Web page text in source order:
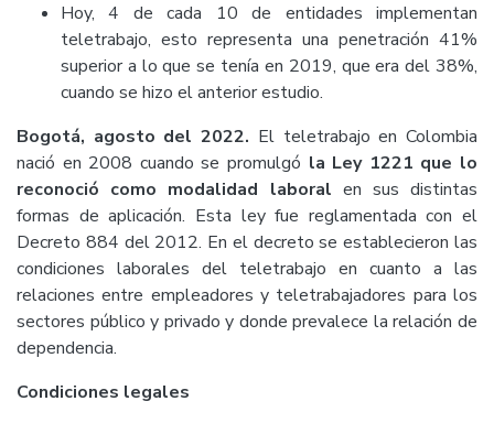
Hoy, 4 de cada 10 de entidades implementan
teletrabajo, esto representa una penetración 41%
superior a lo que se tenía en 2019, que era del 38%,
cuando se hizo el anterior estudio.
Bogotá, agosto del 2022. El teletrabajo en Colombia
nació en 2008 cuando se promulgó la Ley 1221 que lo
reconoció como modalidad laboral en sus distintas
formas de aplicación. Esta ley fue reglamentada con el
Decreto 884 del 2012. En el decreto se establecieron las
condiciones laborales del teletrabajo en cuanto a las
relaciones entre empleadores y teletrabajadores para los
sectores público y privado y donde prevalece la relación de
dependencia.
Condiciones legales